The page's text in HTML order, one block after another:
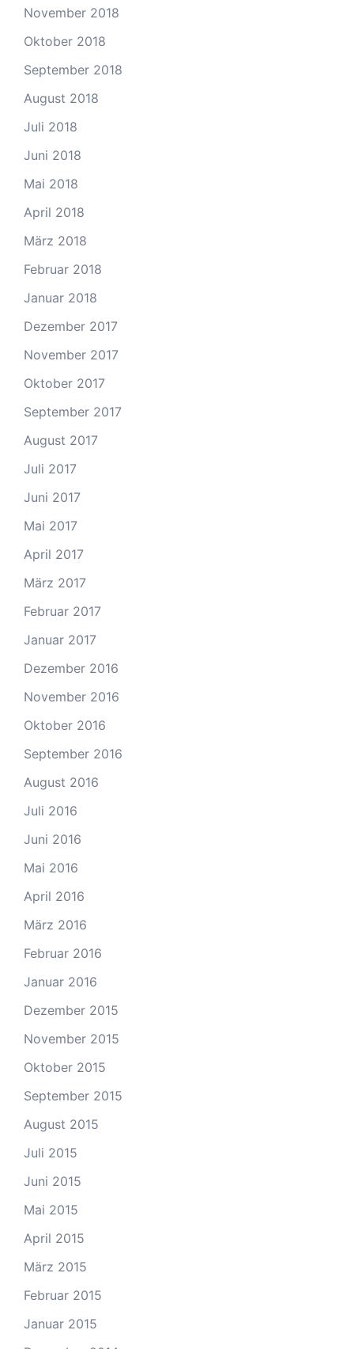
November 2018
Oktober 2018
September 2018
August 2018
Juli 2018
Juni 2018
Mai 2018
April 2018
März 2018
Februar 2018
Januar 2018
Dezember 2017
November 2017
Oktober 2017
September 2017
August 2017
Juli 2017
Juni 2017
Mai 2017
April 2017
März 2017
Februar 2017
Januar 2017
Dezember 2016
November 2016
Oktober 2016
September 2016
August 2016
Juli 2016
Juni 2016
Mai 2016
April 2016
März 2016
Februar 2016
Januar 2016
Dezember 2015
November 2015
Oktober 2015
September 2015
August 2015
Juli 2015
Juni 2015
Mai 2015
April 2015
März 2015
Februar 2015
Januar 2015